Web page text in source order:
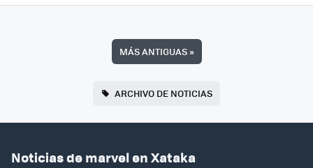
MÁS ANTIGUAS»
ARCHIVO DE NOTICIAS
Noticias de marvel en Xataka